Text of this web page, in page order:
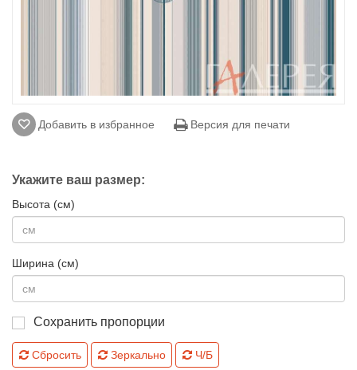
Добавить в избранное Версия для печати
Укажите ваш размер:
Высота (см)
Ширина (см)
Сохранить пропорции
Сбросить Зеркально Ч/Б